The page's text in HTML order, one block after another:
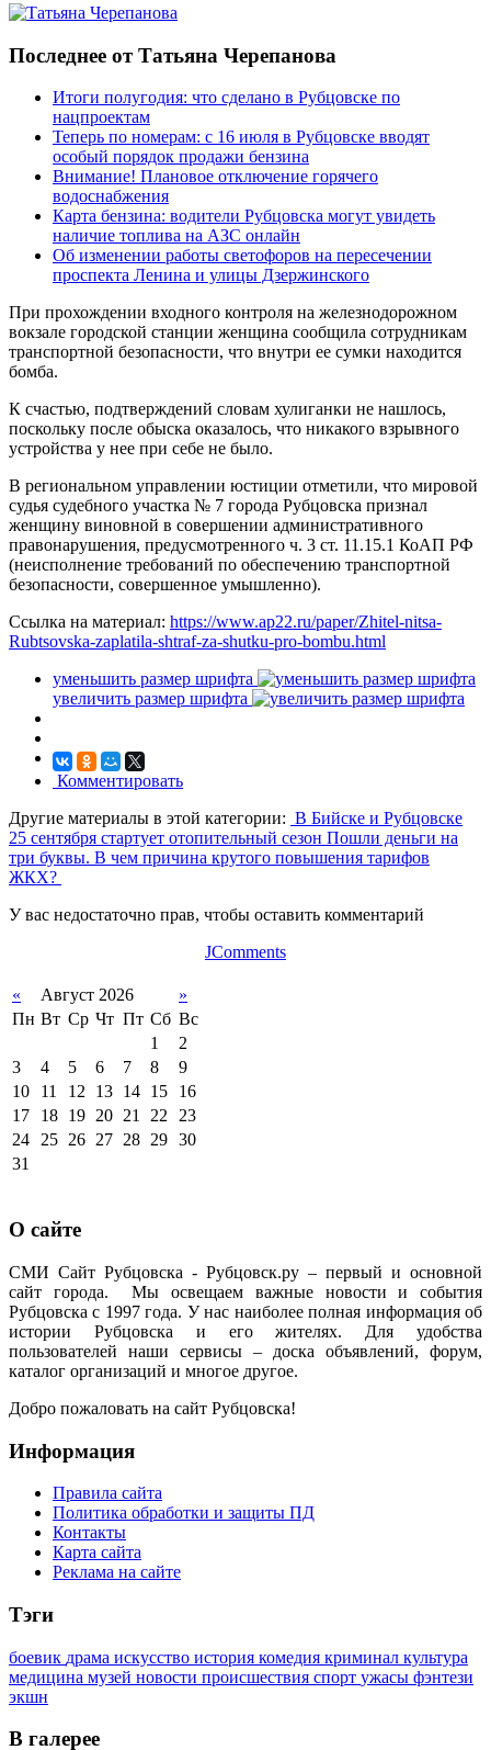
Последнее от Татьяна Черепанова
Итоги полугодия: что сделано в Рубцовске по
нацпроектам
Теперь по номерам: с 16 июля в Рубцовске вводят
особый порядок продажи бензина
Внимание! Плановое отключение горячего
водоснабжения
Карта бензина: водители Рубцовска могут увидеть
наличие топлива на АЗС онлайн
Об изменении работы светофоров на пересечении
проспекта Ленина и улицы Дзержинского
При прохождении входного контроля на железнодорожном
вокзале городской станции женщина сообщила сотрудникам
транспортной безопасности, что внутри ее сумки находится
бомба.
К счастью, подтверждений словам хулиганки не нашлось,
поскольку после обыска оказалось, что никакого взрывного
устройства у нее при себе не было.
В региональном управлении юстиции отметили, что мировой
судья судебного участка № 7 города Рубцовска признал
женщину виновной в совершении административного
правонарушения, предусмотренного ч. 3 ст. 11.15.1 КоАП РФ
(неисполнение требований по обеспечению транспортной
безопасности, совершенное умышленно).
Ссылка на материал: https://www.ap22.ru/paper/Zhitel-nitsa-
Rubtsovska-zaplatila-shtraf-za-shutku-pro-bombu.html
уменьшить размер шрифта
увеличить размер шрифта
Комментировать
Другие материалы в этой категории: В Бийске и Рубцовске
25 сентября стартует отопительный сезон Пошли деньги на
три буквы. В чем причина крутого повышения тарифов
ЖКХ?
У вас недостаточно прав, чтобы оставить комментарий
JComments
« Август 2026
»
Пн Вт Ср Чт Пт Сб Вс
1
2
3
4 5 6 7 8
9
10
11 12 13 14 15
16
17
18 19 20 21 22
23
24
25 26 27 28 29 30
31
О сайте
СМИ Сайт Рубцовска - Рубцовск.ру – первый и основной
сайт города. Мы освещаем важные новости и события
Рубцовска с 1997 года. У нас наиболее полная информация об
истории Рубцовска и его жителях. Для удобства
пользователей наши сервисы – доска объявлений, форум,
каталог организаций и многое другое.
Добро пожаловать на сайт Рубцовска!
Информация
Правила сайта
Политика обработки и защиты ПД
Контакты
Карта сайта
Реклама на сайте
Тэги
боевик драма искусство история комедия криминал культура
медицина музей новости происшествия спорт ужасы фэнтези
экшн
В галерее